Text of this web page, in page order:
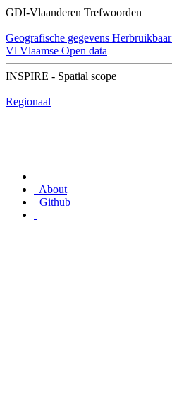
GDI-Vlaanderen Trefwoorden
Geografische gegevens Herbruikbaar
Vl Vlaamse Open data
INSPIRE - Spatial scope
Regionaal
About
Github